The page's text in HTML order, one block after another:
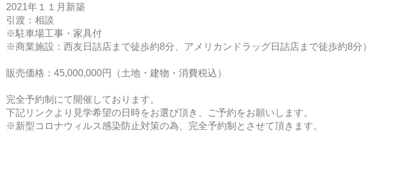
2021年１１月新築
引渡：相談
※駐車場工事・家具付
※商業施設：西友日詰店まで徒歩約8分、アメリカンドラッグ日詰店まで徒歩約8分）
販売価格：45,000,000円（土地・建物・消費税込）
完全予約制にて開催しております。
下記リンクより見学希望の日時をお選び頂き、ご予約をお願いします。
※新型コロナウィルス感染防止対策の為、完全予約制とさせて頂きます。